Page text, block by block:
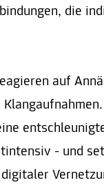
die
auf
- und